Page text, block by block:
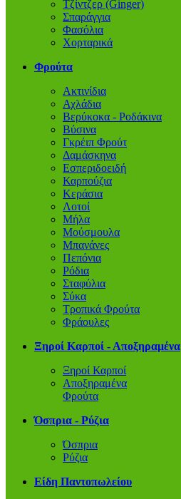
Τζίντζερ (Ginger)
Σπαράγγια
Φασόλια
Χορταρικά
Φρούτα
Ακτινίδια
Αχλάδια
Βερύκοκα - Ροδάκινα
Βύσινα
Γκρέιπ Φρούτ
Δαμάσκηνα
Εσπεριδοειδή
Καρπούζια
Κεράσια
Λοτοί
Μήλα
Μούσμουλα
Μπανάνες
Πεπόνια
Ρόδια
Σταφύλια
Σύκα
Τροπικά Φρούτα
Φράουλες
Ξηροί Καρποί - Αποξηραμένα
Ξηροί Καρποί
Αποξηραμένα
Φρούτα
Όσπρια - Ρύζια
Όσπρια
Ρύζια
Είδη Παντοπωλείου